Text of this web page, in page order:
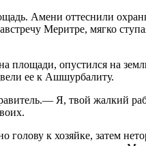
Амени оттеснили
Меритре, мягко
опустился на
ее к Ашшурбалиту.
Я, твой жалкий
к хозяйке, затем